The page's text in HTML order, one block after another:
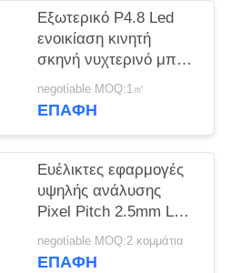
Εξωτερικό P4.8 Led
ενοικίαση κινητή
σκηνή νυχτερινό μπαρ
για ψυχαγωγία
negotiable MOQ:1㎡
ΕΠΑΦΉ
Ευέλικτες εφαρμογές
υψηλής ανάλυσης
Pixel Pitch 2.5mm LED
Cube Screen για
χώρους ψυχαγωγίας
negotiable MOQ:2 κομμάτια
ΕΠΑΦΉ